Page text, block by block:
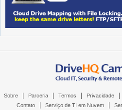
Sobre | Parceria | Termos | Privacidade |
Contato | Serviço de TI em Nuvem |